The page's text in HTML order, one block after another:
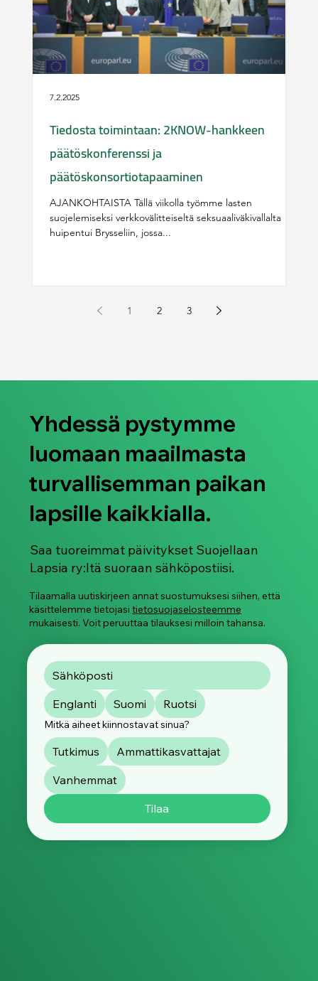
Tiedosta toimintaan: 2KNOW-hankkeen
päätöskonferenssi ja
päätöskonsortiotapaaminen
AJANKOHTAISTA Tällä viikolla työmme lasten
suojelemiseksi verkkovälitteiseltä seksuaaliväkivallalta
huipentui Brysseliin, jossa...
7.2.2025
1 2 3
Yhdessä pystymme
luomaan maailmasta
turvallisemman paikan
lapsille kaikkialla.
Saa tuoreimmat päivitykset Suojellaan
Lapsia ry:ltä suoraan sähköpostiisi.
Tilaamalla uutiskirjeen annat suostumuksesi siihen, että
käsittelemme tietojasitietosuojaselosteemme
mukaisesti. Voit peruuttaa tilauksesi milloin tahansa.
Englanti Suomi Ruotsi
Mitkä aiheet kiinnostavat sinua?
Tutkimus
Ammattikasvattajat
Vanhemmat
Tilaa